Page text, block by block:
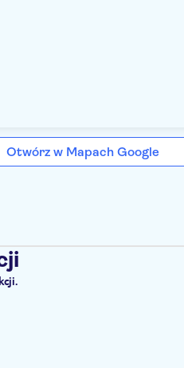
Otwórz w Mapach Google